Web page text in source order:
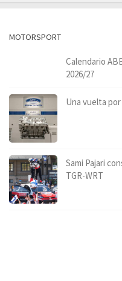
MOTORSPORT
Calendario
2026/27
Una vuelta
Sami Pajari
TGR-WRT